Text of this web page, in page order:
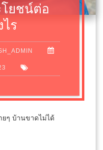
ยชน์ต่อ
ร
ๆ บ้านขาดไม่ได้